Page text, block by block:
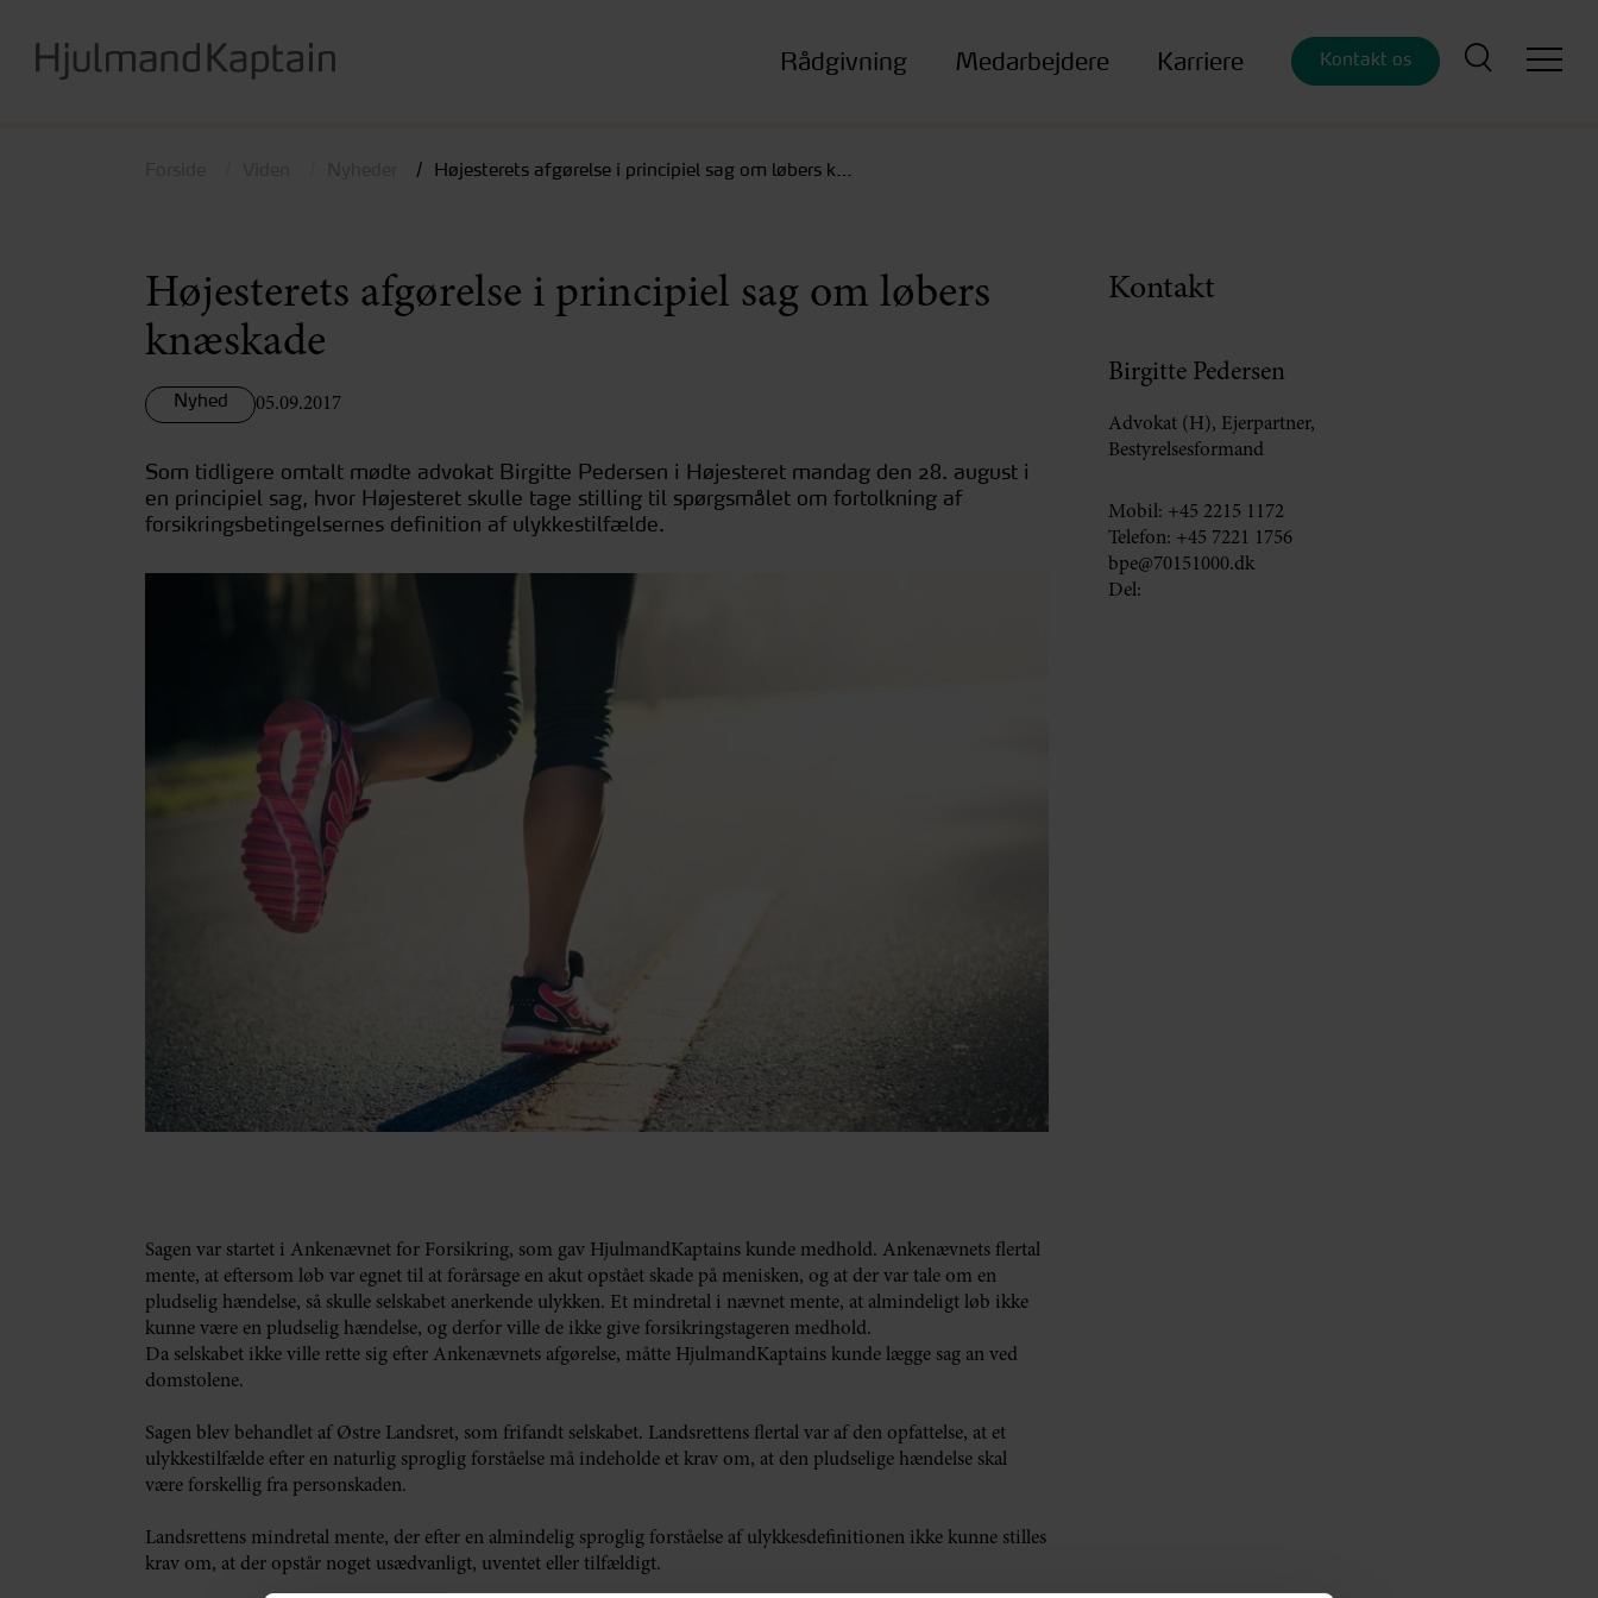
hovedindhold
Rådgivning Medarbejdere Karriere Kontakt os
Højesterets afgørelse i principiel sag om løbers k…
Højesterets afgørelse i principiel sag om løbers
knæskade
Nyhed 05.09.2017
Som tidligere omtalt mødte advokat Birgitte Pedersen i Højesteret mandag den 28. august i
en principiel sag, hvor Højesteret skulle tage stilling til spørgsmålet om fortolkning af
forsikringsbetingelsernes definition af ulykkestilfælde.
Sagen var startet i Ankenævnet for Forsikring, som gav HjulmandKaptains kunde medhold. Ankenævnets flertal
mente, at eftersom løb var egnet til at forårsage en akut opstået skade på menisken, og at der var tale om en
pludselig hændelse, så skulle selskabet anerkende ulykken. Et mindretal i nævnet mente, at almindeligt løb ikke
kunne være en pludselig hændelse, og derfor ville de ikke give forsikringstageren medhold.
Da selskabet ikke ville rette sig efter Ankenævnets afgørelse, måtte HjulmandKaptains kunde lægge sag an ved
domstolene.
Sagen blev behandlet af Østre Landsret, som frifandt selskabet. Landsrettens flertal var af den opfattelse, at et
ulykkestilfælde efter en naturlig sproglig forståelse må indeholde et krav om, at den pludselige hændelse skal
være forskellig fra personskaden.
Landsrettens mindretal mente, der efter en almindelig sproglig forståelse af ulykkesdefinitionen ikke kunne stilles
krav om, at der opstår noget usædvanligt, uventet eller tilfældigt.
Kontakt
Birgitte Pedersen
Advokat (H), Ejerpartner,
Bestyrelsesformand
Mobil: +45 2215 1172
Telefon: +45 7221 1756
bpe@70151000.dk
Del: